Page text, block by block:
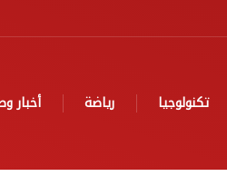
تكنولوجيا رياضة أخبار